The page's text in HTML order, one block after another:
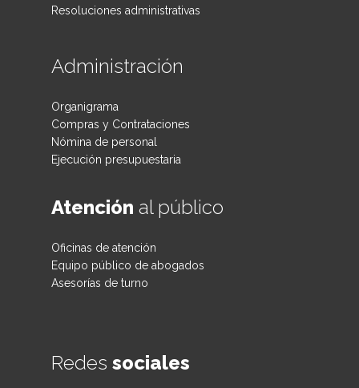
Resoluciones administrativas
Administración
Organigrama
Compras y Contrataciones
Nómina de personal
Ejecución presupuestaria
Atención al público
Oficinas de atención
Equipo público de abogados
Asesorías de turno
Redes sociales